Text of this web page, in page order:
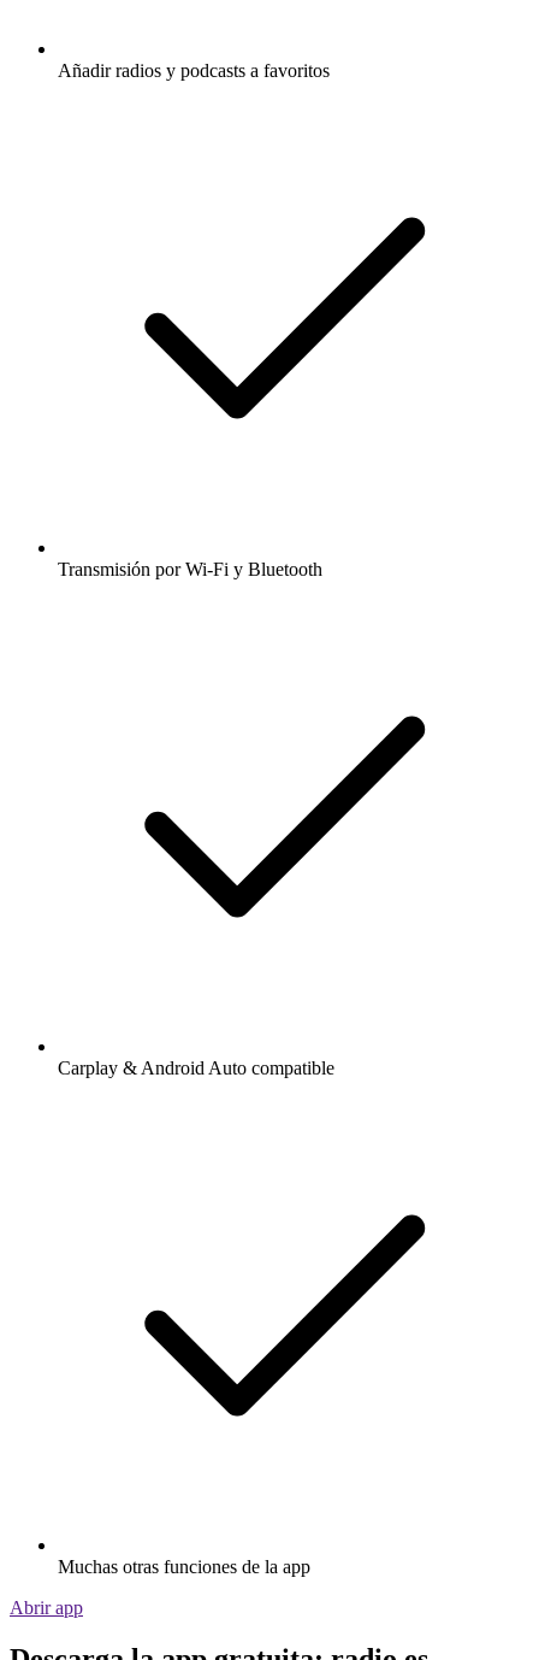
Añadir radios y podcasts a favoritos
Transmisión por Wi-Fi y Bluetooth
Carplay & Android Auto compatible
Muchas otras funciones de la app
Abrir app